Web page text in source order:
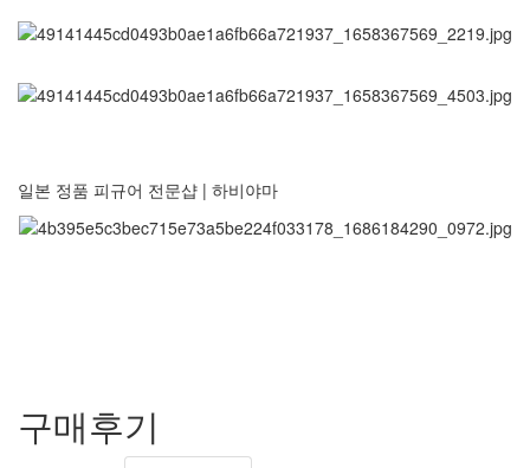
일본 정품 피규어 전문샵 | 하비야마
구매후기